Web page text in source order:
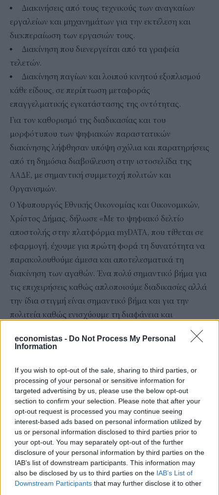
economistas - Do Not Process My Personal
Information
If you wish to opt-out of the sale, sharing to third parties, or
processing of your personal or sensitive information for
targeted advertising by us, please use the below opt-out
section to confirm your selection. Please note that after your
opt-out request is processed you may continue seeing
interest-based ads based on personal information utilized by
us or personal information disclosed to third parties prior to
your opt-out. You may separately opt-out of the further
disclosure of your personal information by third parties on the
IAB’s list of downstream participants. This information may
also be disclosed by us to third parties on the IAB’s List of
Downstream Participants that may further disclose it to other
Διακινήσεις από τους τεχνικούς των αναγκαίων
εργαλείων και μηχανημάτων για την εκτέλεση και
διεκπεραίωση των εργασιών τους.
Διακίνηση που διενεργείται από τα γραφεία
τελετών.
Διακίνηση παγίων και λοιπού κινητού εξοπλισμού
κάθε είδους, σε περίπτωση μεταφοράς
επαγγελματικής εγκατάστασης της οντότητας.
Για τον καθορισμό της διαδικασίας και του
μορφότυπου των ψηφιακών παραστατικών
διακίνησης λήφθησαν υπόψη σχόλια και παρατηρήσεις
από τη δημόσια διαβούλευση στην ιστοσελίδα της
ΑΑΔΕ, με σημαντική συμμετοχή πολιτών και
Οργανισμών.
Ο Υφυπουργός Εθνικής Οικονομίας και Οικονομικών,
Χρίστος Δήμας, δήλωσε «Με το ψηφιακό δελτίο
αποστολής στην πλατφόρμα myDATA, που τίθεται σε
εφαρμογή, έχουμε για πρώτη φορά τη δυνατότητα να
παρακολουθούμε άμεσα και αποτελεσματικά τη
διακίνηση των αγαθών. Ένα πολύ σημαντικό βήμα για
τις επιχειρήσεις καθώς απλοποιούμε διαδικασίες αλλά
την ίδια στιγμή είναι σημαντικό βήμα και για την
πολιτεία καθώς ενισχύουμε τη διαφάνεια και
λαθρεμπόριο».
τρίτος πυλώνας της ψηφιακής παρακολούθησης των
συναλλαγών γίνεται πράξη. Συμπληρώνοντας την
ψηφιακή έκδοση παραστατικών στο myDATA και τη
διασύνδεση των POS με τα ταμειακά συστήματα των
επιχειρήσεων, το ψηφιακό δελτίο αποστολής
διαμορφώνει ένα νέο πλαίσιο στη διακίνηση αγαθών.
Διευκολύνει τις επιχειρήσεις στις μεταξύ τους
συναλλαγές και στην παρακολούθηση της μεταφοράς
των αγαθών τους, ενισχύει τη διαφάνεια και